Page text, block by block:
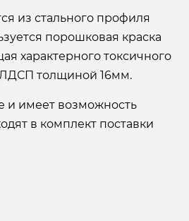
из стального профиля
порошковая краска
характерного токсичного
ЛДСП толщиной 16мм.
и имеет возможность
в комплект поставки